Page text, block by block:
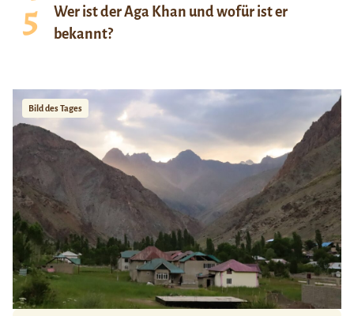
Wer ist der Aga Khan und wofür ist er
bekannt?
Bild des Tages